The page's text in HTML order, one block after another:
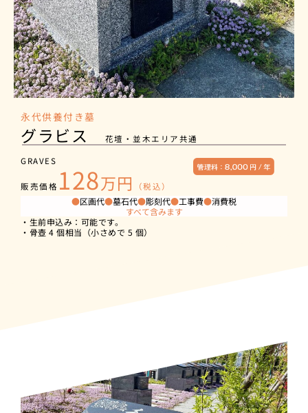
永代供養付き墓
グラビス
花壇・並木エリア共通
GRAVES
販売価格 128万円 （税込）
●区画代●墓石代●彫刻代●工事費●消費税
すべて含みます
・生前申込み：可能です。
・骨壺 4 個相当（小さめで 5 個）